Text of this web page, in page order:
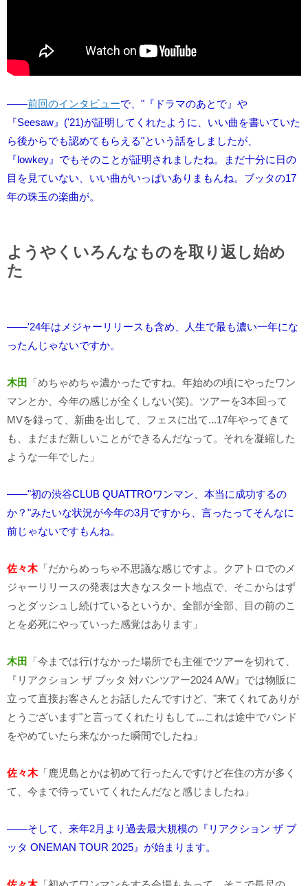
――前回のインタビューで、"『ドラマのあとで』や
『Seesaw』('21)が証明してくれたように、いい曲を書いていた
ら後からでも認めてもらえる"という話をしましたが、
『lowkey』でもそのことが証明されましたね。まだ十分に日の
目を見ていない、いい曲がいっぱいありまもんね。ブッタの17
年の珠玉の楽曲が。
ようやくいろんなものを取り返し始め
た
――'24年はメジャーリリースも含め、人生で最も濃い一年にな
ったんじゃないですか。
木田
「めちゃめちゃ濃かったですね。年始めの頃にやったワン
マンとか、今年の感じが全くしない(笑)。ツアーを3本回って
MVを録って、新曲を出して、フェスに出て...17年やってきて
も、まだまだ新しいことができるんだなって。それを凝縮した
ような一年でした」
――"初の渋谷CLUB QUATTROワンマン、本当に成功するの
か？"みたいな状況が今年の3月ですから、言ったってそんなに
前じゃないですもんね。
佐々木「だからめっちゃ不思議な感じですよ。クアトロでのメ
ジャーリリースの発表は大きなスタート地点で、そこからはず
っとダッシュし続けているというか、全部が全部、目の前のこ
とを必死にやっていった感覚はあります」
木田
「今までは行けなかった場所でも主催でツアーを切れて、
『リアクション ザ ブッタ 対バンツアー2024 A/W』では物販に
立って直接お客さんとお話したんですけど、"来てくれてありが
とうございます"と言ってくれたりもして...これは途中でバンド
をやめていたら来なかった瞬間でしたね」
佐々木「鹿児島とかは初めて行ったんですけど在住の方が多く
て、今まで待っていてくれたんだなと感じましたね」
――そして、来年2月より過去最大規模の『リアクション ザ ブ
ッタ ONEMAN TOUR 2025』が始まります。